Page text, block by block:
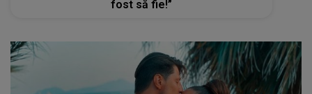
fost să fie!”